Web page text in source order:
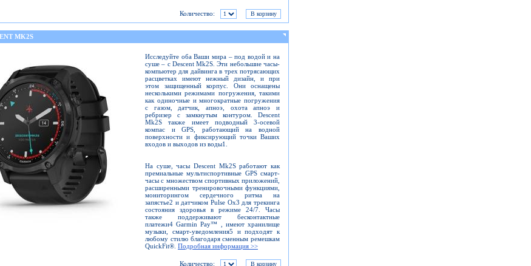
Количество:
MK2S
Исследуйте оба Ваши мира – под водой и на
суше – с Descent Mk2S. Эти небольшие часы-
компьютер для дайвинга в трех потрясающих
расцветках имеют нежный дизайн, и при
этом защищенный корпус. Они оснащены
несколькими режимами погружения, такими
как одиночные и многократные погружения
с газом, датчик, апноэ, охота апноэ и
ребризер с замкнутым контуром. Descent
Mk2S также имеет подводный 3-осевой
компас и GPS, работающий на водной
поверхности и фиксирующий точки Ваших
входов и выходов из воды1.
На суше, часы Descent Mk2S работают как
премиальные мультиспортивные GPS смарт-
часы с множеством спортивных приложений,
расширенными тренировочными функциями,
мониторингом сердечного ритма на
запястье2 и датчиком Pulse Ox3 для трекинга
состояния здоровья в режиме 24/7. Часы
также поддерживают бесконтактные
платежи4 Garmin Pay™ , имеют хранилище
музыки, смарт-уведомления5 и подходят к
любому стилю благодаря сменным ремешкам
QuickFit®. Подробная информация >>
Количество: